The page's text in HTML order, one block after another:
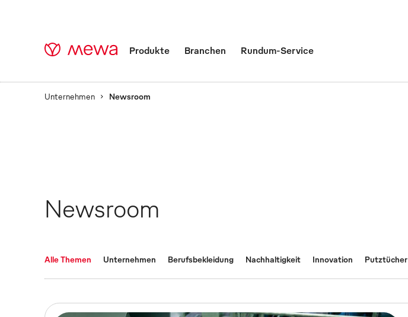
Produkte Branchen Rundum-Service
Unternehmen Newsroom
Newsroom
Alle Themen Unternehmen Berufsbekleidung Nachhaltigkeit Innovation Putztücher